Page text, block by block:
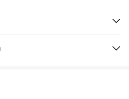
turşular, kollagen və
diş baxımı diş ərpinin yaranmasının